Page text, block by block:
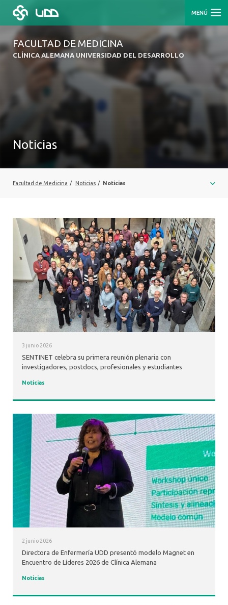
MENÚ
FACULTAD DE MEDICINA
CLÍNICA ALEMANA UNIVERSIDAD DEL DESARROLLO
Noticias
Facultad de Medicina / Noticias / Noticias
3 junio 2026
SENTINET celebra su primera reunión plenaria con
investigadores, postdocs, profesionales y estudiantes
Noticias
2 junio 2026
Directora de Enfermería UDD presentó modelo Magnet en
Encuentro de Líderes 2026 de Clínica Alemana
Noticias